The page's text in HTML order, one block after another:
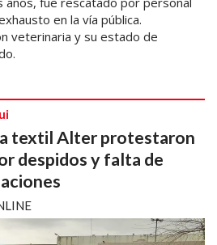
en la vía pública.
veterinaria y su estado de
textil Alter protestaron
despidos y falta de